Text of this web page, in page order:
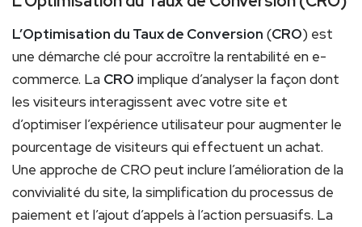
L’Optimisation du Taux de Conversion (CRO) est
une démarche clé pour accroître la rentabilité en e-
commerce. La CRO implique d’analyser la façon dont
les visiteurs interagissent avec votre site et
d’optimiser l’expérience utilisateur pour augmenter le
pourcentage de visiteurs qui effectuent un achat.
Une approche de CRO peut inclure l’amélioration de la
convivialité du site, la simplification du processus de
paiement et l’ajout d’appels à l’action persuasifs. La